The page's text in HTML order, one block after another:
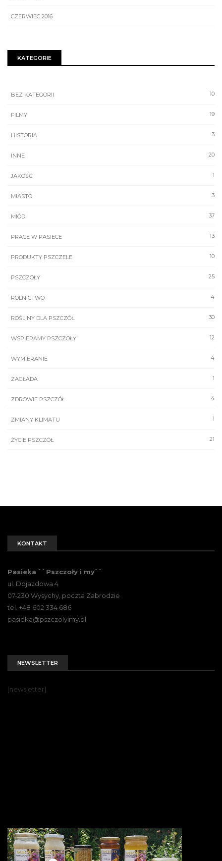
CZERWIEC 2016
KATEGORIE
10
BEZ KATEGORII
19
FILMY
3
HISTORIA
20
INNE
1
JAKOŚĆ
3
MIASTO
37
MIÓD
13
PRACE W PASIECE
10
PRODUKTY PSZCZELE
25
PSZCZOŁY
4
ROLNICTWO
30
ROŚLINY DLA PSZCZÓŁ
12
WSPIERAMY PSZCZOŁY
4
WYMIERANIE
1
ZAGŁADA
4
ZDROWIE PSZCZÓŁ
1
ZMIANY KLIMATU
21
ŻYCIE PSZCZÓŁ
KONTAKT
Pasieka ``Pszczoły i my``
ul. Dojazdowa 4
07-230 Wysychy, poczta Zabrodzie
tel. +48 602 334 686
pasieka@pszczolyimy.pl
NEWSLETTER
[newsletter]